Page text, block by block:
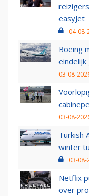
easyJet
04-08-
Boeing
eindelijk
03-08-
03-08-
Turkish
winter
03-08-
Netflix
over